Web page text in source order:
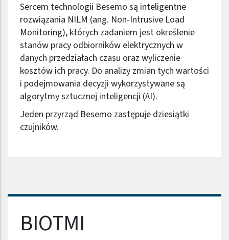
Sercem technologii Besemo są inteligentne
rozwiązania NILM (ang. Non-Intrusive Load
Monitoring), których zadaniem jest określenie
stanów pracy odbiorników elektrycznych w
danych przedziałach czasu oraz wyliczenie
kosztów ich pracy. Do analizy zmian tych wartości
i podejmowania decyzji wykorzystywane są
algorytmy sztucznej inteligencji (AI).
Jeden przyrząd Besemo zastępuje dziesiątki
czujników.
Nazwa firmy
BIOTMI